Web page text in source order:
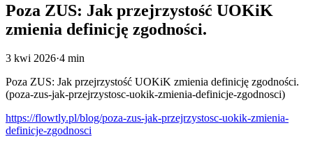
Poza ZUS: Jak przejrzystość UOKiK
zmienia definicję zgodności.
3 kwi 2026·4 min
Poza ZUS: Jak przejrzystość UOKiK zmienia definicję zgodności.
(poza-zus-jak-przejrzystosc-uokik-zmienia-definicje-zgodnosci)
https://flowtly.pl/blog/poza-zus-jak-przejrzystosc-uokik-zmienia-
definicje-zgodnosci